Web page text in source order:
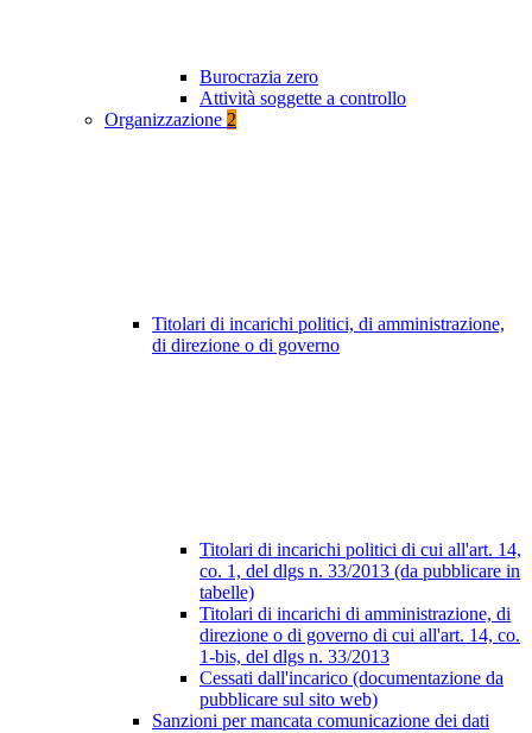
Burocrazia zero
Attività soggette a controllo
Organizzazione 2
Titolari di incarichi politici, di amministrazione,
di direzione o di governo
Titolari di incarichi politici di cui all'art. 14,
co. 1, del dlgs n. 33/2013 (da pubblicare in
tabelle)
Titolari di incarichi di amministrazione, di
direzione o di governo di cui all'art. 14, co.
1-bis, del dlgs n. 33/2013
Cessati dall'incarico (documentazione da
pubblicare sul sito web)
Sanzioni per mancata comunicazione dei dati